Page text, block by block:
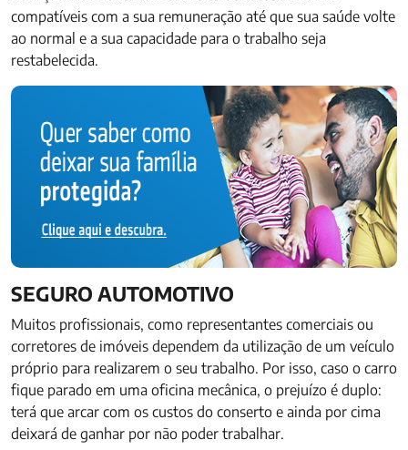
compatíveis com a sua remuneração até que sua saúde volte
ao normal e a sua capacidade para o trabalho seja
restabelecida.
SEGURO AUTOMOTIVO
Muitos profissionais, como representantes comerciais ou
corretores de imóveis dependem da utilização de um veículo
próprio para realizarem o seu trabalho. Por isso, caso o carro
fique parado em uma oficina mecânica, o prejuízo é duplo:
terá que arcar com os custos do conserto e ainda por cima
deixará de ganhar por não poder trabalhar.